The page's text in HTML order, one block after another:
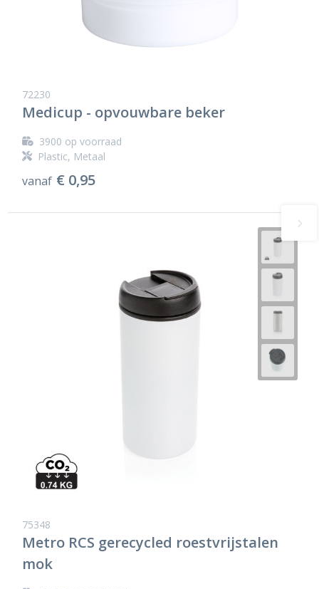
72230
Medicup - opvouwbare beker
3900 op voorraad
Plastic, Metaal
vanaf € 0,95
75348
Metro RCS gerecycled roestvrijstalen
mok